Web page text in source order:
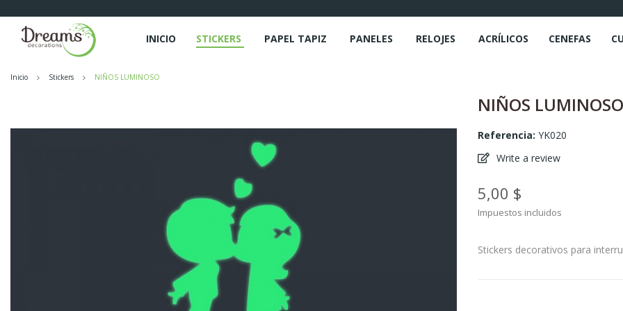
INICIO STICKERS PAPEL TAPIZ PANELES RELOJES ACRÍLICOS CENEFAS
Inicio Stickers NIÑOS LUMINOSO
NIÑOS LUMINOSO
Referencia: YK020
Write a review
5,00 $
Impuestos incluidos
Stickers decorativos para